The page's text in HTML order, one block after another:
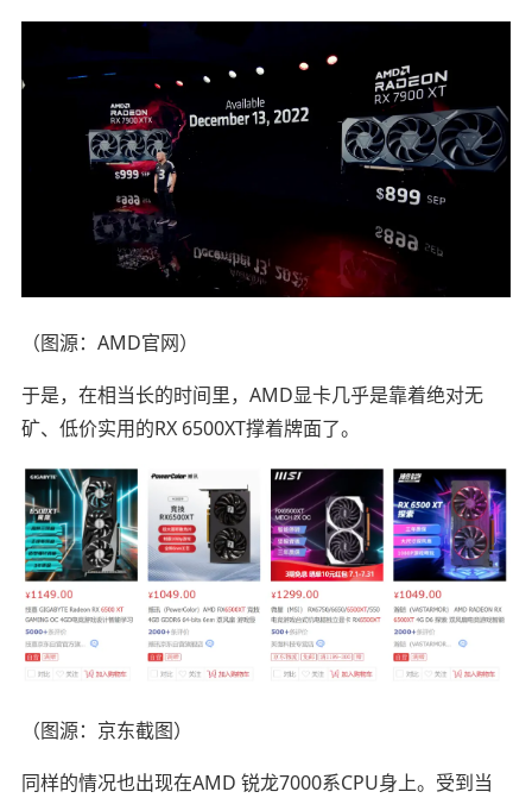
（图源：AMD官网）
于是，在相当长的时间里，AMD显卡几乎是靠着绝对无
矿、低价实用的RX 6500XT撑着牌面了。
（图源：京东截图）
同样的情况也出现在AMD 锐龙7000系CPU身上。受到当